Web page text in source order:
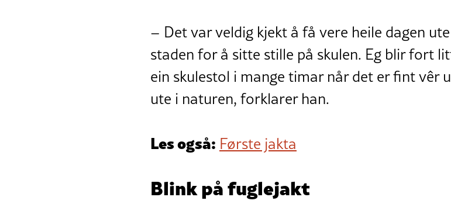
– Det var veldig kjekt å få vere heile dagen
staden for å sitte stille på skulen. Eg blir fort
ein skulestol i mange timar når det er fint vêr
ute i naturen, forklarer han.
Les også: Første jakta
Blink på fuglejakt